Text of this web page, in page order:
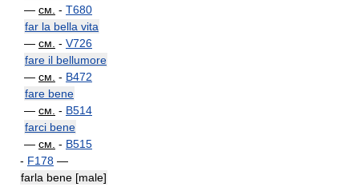
— см. - T680
far la bella vita
— см. - V726
fare il bellumore
— см. - B472
fare bene
— см. - B514
farci bene
— см. - B515
- F178 —
farla bene [male]